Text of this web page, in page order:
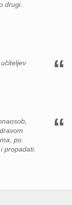
drugi.
po
propadati.